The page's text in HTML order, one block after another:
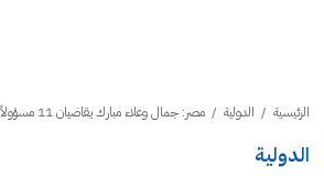
الرئيسية / الدولية / مصر: جمال وعلاء مبارك يقاضيان 11 مسؤولاً سابقاً
الدولية